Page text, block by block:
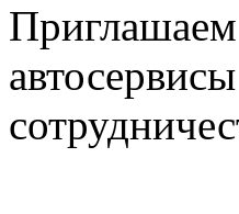
Приглашаем